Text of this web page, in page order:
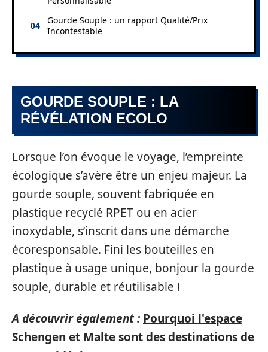
Gourde Souple : un rapport Qualité/Prix
Incontestable
GOURDE SOUPLE : LA
RÉVÉLATION ECOLO
Lorsque l’on évoque le voyage, l’empreinte
écologique s’avère être un enjeu majeur. La
gourde souple, souvent fabriquée en
plastique recyclé RPET ou en acier
inoxydable, s’inscrit dans une démarche
écoresponsable. Fini les bouteilles en
plastique à usage unique, bonjour la gourde
souple, durable et réutilisable !
A découvrir également : Pourquoi l'espace
Schengen et Malte sont des destinations de